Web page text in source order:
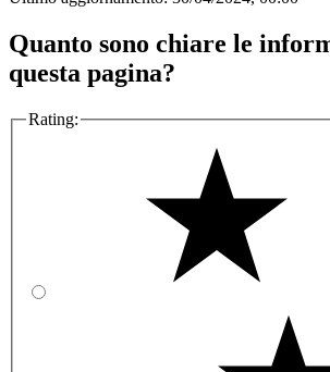
Quanto sono chiare le
questa pagina?
Rating: